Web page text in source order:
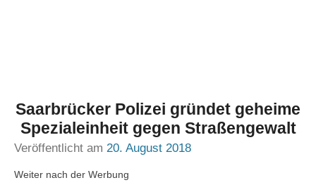
Saarbrücker Polizei gründet geheime
Spezialeinheit gegen Straßengewalt
Veröffentlicht am 20. August 2018
Weiter nach der Werbung